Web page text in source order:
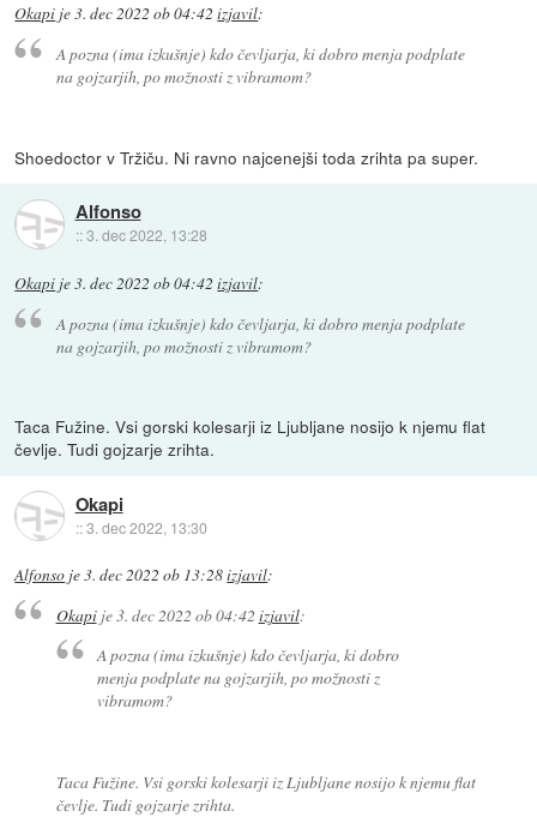
Okapi je3. dec 2022 ob 04:42 izjavil:
A pozna (ima izkušnje) kdo čevljarja, ki dobro menja podplate
na gojzarjih, po možnosti z vibramom?
Shoedoctor v Tržiču. Ni ravno najcenejši toda zrihta pa super.
Alfonso
::3. dec 2022, 13:28
Okapi je3. dec 2022 ob 04:42 izjavil:
A pozna (ima izkušnje) kdo čevljarja, ki dobro menja podplate
na gojzarjih, po možnosti z vibramom?
Taca Fužine. Vsi gorski kolesarji iz Ljubljane nosijo k njemu flat
čevlje. Tudi gojzarje zrihta.
Okapi
::3. dec 2022, 13:30
Alfonso je3. dec 2022 ob 13:28izjavil:
Okapije3. dec 2022 ob 04:42 izjavil:
A pozna (ima izkušnje) kdo čevljarja, ki dobro
menja podplate na gojzarjih, po možnosti z
vibramom?
Taca Fužine. Vsi gorski kolesarji iz Ljubljane nosijo k njemu flat
čevlje. Tudi gojzarje zrihta.